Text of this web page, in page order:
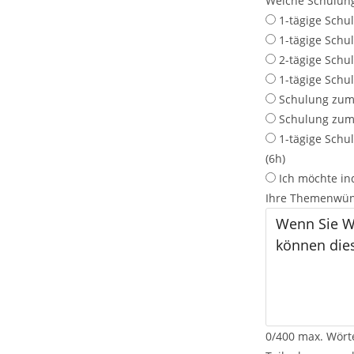
e
e
r
1-tägige
1-tägige
2-tägige
1-tägige
Schulung
Schulung
1-tägige
(6h)
Ich möchte
Ihre
0/400 max.